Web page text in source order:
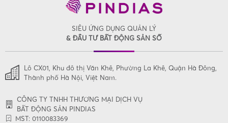
SIÊU ỨNG DỤNG QUẢN LÝ
& ĐẦU TƯ BẤT ĐỘNG SẢN SỐ
Lô CX01, Khu đô thị Văn Khê, Phường La Khê, Quận Hà Đông,
Thành phố Hà Nội, Việt Nam.
CÔNG TY TNHH THƯƠNG MẠI DỊCH VỤ
BẤT ĐỘNG SẢN PINDIAS
MST: 0110083369